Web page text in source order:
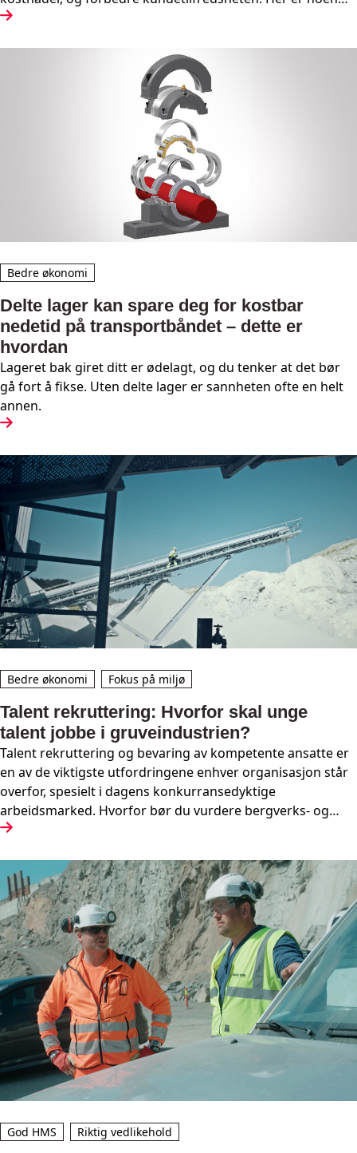
tips for å effektivisere lasting og transport i et pukkverk: -
Bedre økonomi
Delte lager kan spare deg for kostbar
nedetid på transportbåndet – dette er
hvordan
Lageret bak giret ditt er ødelagt, og du tenker at det bør
gå fort å fikse. Uten delte lager er sannheten ofte en helt
annen.
Bedre økonomi Fokus på miljø
Talent rekruttering: Hvorfor skal unge
talent jobbe i gruveindustrien?
Talent rekruttering og bevaring av kompetente ansatte er
en av de viktigste utfordringene enhver organisasjon står
overfor, spesielt i dagens konkurransedyktige
arbeidsmarked. Hvorfor bør du vurdere bergverks- og
mineralindustrien og hvorfor kan dette være en attraktiv
God HMS Riktig vedlikehold